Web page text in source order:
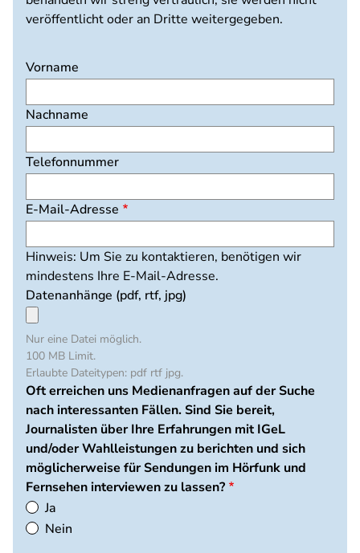
veröffentlicht oder an Dritte weitergegeben.
Vorname
Nachname
Telefonnummer
E-Mail-Adresse
Hinweis: Um Sie zu kontaktieren, benötigen wir
mindestens Ihre E-Mail-Adresse.
Datenanhänge (pdf, rtf, jpg)
Nur eine Datei möglich.
100 MB Limit.
Erlaubte Dateitypen: pdf rtf jpg.
Oft erreichen uns Medienanfragen auf der Suche
nach interessanten Fällen. Sind Sie bereit,
Journalisten über Ihre Erfahrungen mit IGeL
und/oder Wahlleistungen zu berichten und sich
möglicherweise für Sendungen im Hörfunk und
Fernsehen interviewen zu lassen?
Ja
Nein